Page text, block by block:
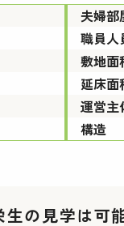
夫婦部
職員人
敷地面
延床面
運営主
構造
の見学は可